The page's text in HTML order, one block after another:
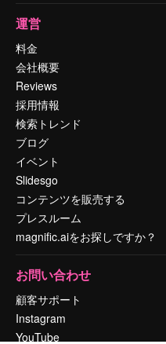
運営
料金
会社概要
Reviews
採用情報
検索トレンド
ブログ
イベント
Slidesgo
コンテンツを販売する
プレスルーム
magnific.aiをお探しですか？
お問い合わせ
顧客サポート
Instagram
YouTube